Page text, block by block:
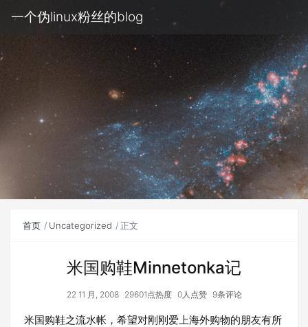
一个伪linux粉丝的blog
首页 Uncategorized 正文
米国购鞋Minnetonka记
22 11 月, 2008 29601点热度 0人点赞 9条评论
米国购鞋之流水帐，希望对刚刚爱上海外购物的朋友有所